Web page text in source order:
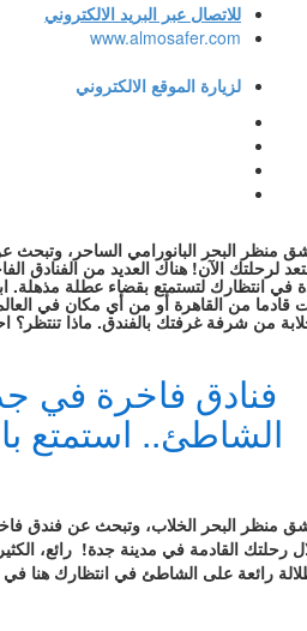
للاتصال عبر البريد الالكتروني
www.almosafer.com
لزيارة الموقع الالكتروني
منظر البحر البانورامي الساحر،
لرحلتك الآن! هناك العديد من الفنادق
في انتظارك لتستمتع بقضاء عطلة مذهلة.
قادما من القاهرة أو من أي مكان في
من شرفة غرفتك بالفندق. ماذا تنتظر؟
فنادق فاخرة في
الشاطئ.. استمتع
منظر البحر الخلاب، وتبحث عن فندق
رحلتك القادمة في مدينة جدة! رائع،
رائعة على الشاطئ في انتظارك هنا